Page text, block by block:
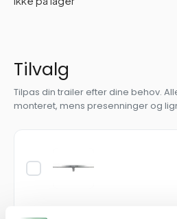
Tilvalg
Tilpas din trailer efter dine behov.
monteret, mens presenninger og